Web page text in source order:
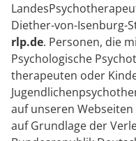
Diether-von-Isenburg-
rlp.de. Personen, die
Psychologische
therapeuten oder
auf unseren
auf Grundlage der